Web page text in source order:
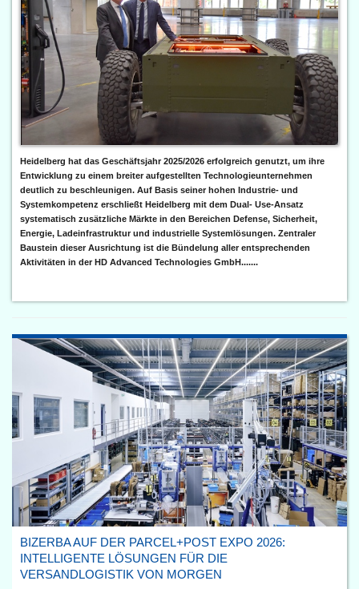
Heidelberg hat das Geschäftsjahr 2025/2026 erfolgreich genutzt, um ihre
Entwicklung zu einem breiter aufgestellten Technologieunternehmen
deutlich zu beschleunigen. Auf Basis seiner hohen Industrie- und
Systemkompetenz erschließt Heidelberg mit dem Dual- Use-Ansatz
systematisch zusätzliche Märkte in den Bereichen Defense, Sicherheit,
Energie, Ladeinfrastruktur und industrielle Systemlösungen. Zentraler
Baustein dieser Ausrichtung ist die Bündelung aller entsprechenden
Aktivitäten in der HD Advanced Technologies GmbH.......
BIZERBA AUF DER PARCEL+POST EXPO 2026:
INTELLIGENTE LÖSUNGEN FÜR DIE
VERSANDLOGISTIK VON MORGEN